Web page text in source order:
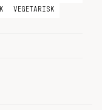
VEGETARISK